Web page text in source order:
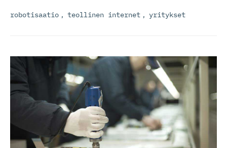
robotisaatio , teollinen internet , yritykset